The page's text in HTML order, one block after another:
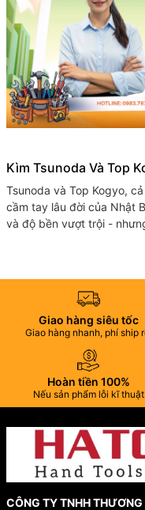
Kìm Tsunoda Và Top
Nhật Bản Nào Cho Bộ
Tsunoda và Top​ Kogyo,
cầm tay lâu đời của Nhật
và độ bền vượt trội -
Giao hàng siêu tốc
Giao hàng nhanh, phí ship
Hoàn tiền 100%
Nếu sản phẩm lỗi kĩ thuật
CÔNG TY TNHH